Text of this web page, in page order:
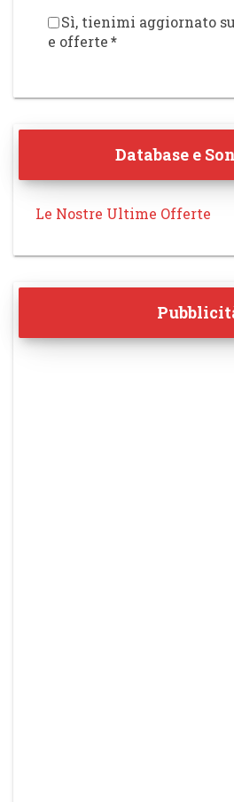
Sì, tienimi aggiornato
e offerte*
Database e
Le Nostre Ultime Offerte